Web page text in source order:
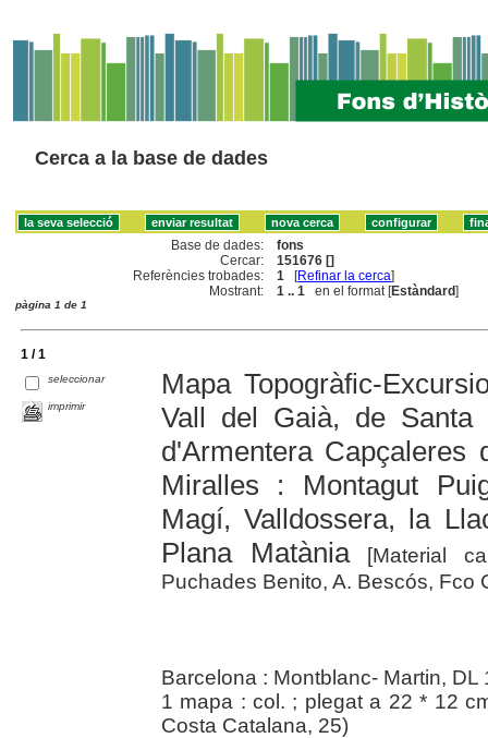
Cerca a la base de dades
Base de dades:
fons
Cercar:
151676 []
Referències trobades:
1 [Refinar la cerca]
Mostrant:
1 .. 1 en el format [Estàndard]
pàgina 1 de 1
1 / 1
seleccionar
imprimir
Mapa Topogràfic-
Vall del Gaià, de
d'Armentera
Miralles : Montagut
Magí, Valldossera, la
Plana Matània[Material
Puchades Benito, A. Bescós, Fco
Barcelona : Montblanc- Martin, DL
1 mapa : col. ; plegat a 22 * 12
Costa Catalana, 25)